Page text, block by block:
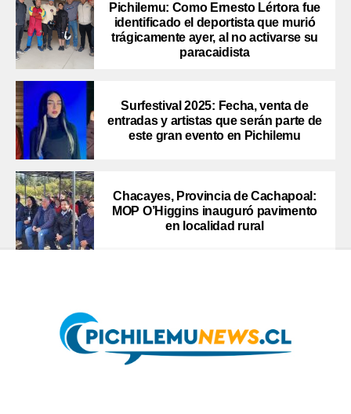
Pichilemu: Como Ernesto Lértora fue
identificado el deportista que murió
trágicamente ayer, al no activarse su
paracaidista
Surfestival 2025: Fecha, venta de
entradas y artistas que serán parte de
este gran evento en Pichilemu
Chacayes, Provincia de Cachapoal:
MOP O’Higgins inauguró pavimento
en localidad rural